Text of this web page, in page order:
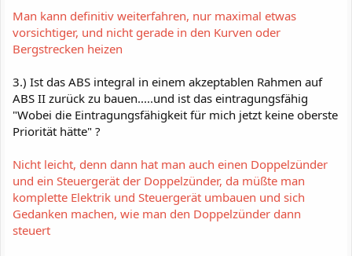
Man kann definitiv weiterfahren, nur maximal etwas
vorsichtiger, und nicht gerade in den Kurven oder
Bergstrecken heizen
3.) Ist das ABS integral in einem akzeptablen Rahmen auf
ABS II zurück zu bauen.....und ist das eintragungsfähig
"Wobei die Eintragungsfähigkeit für mich jetzt keine oberste
Priorität hätte" ?
Nicht leicht, denn dann hat man auch einen Doppelzünder
und ein Steuergerät der Doppelzünder, da müßte man
komplette Elektrik und Steuergerät umbauen und sich
Gedanken machen, wie man den Doppelzünder dann
steuert